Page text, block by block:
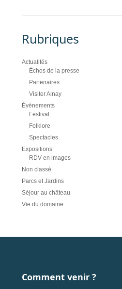
Rubriques
Actualités
Échos de la presse
Partenaires
Visiter Ainay
Évènements
Festival
Folklore
Spectacles
Expositions
RDV en images
Non classé
Parcs et Jardins
Séjour au château
Vie du domaine
Comment venir ?